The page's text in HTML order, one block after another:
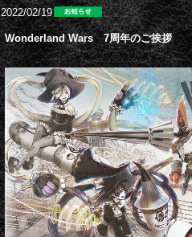
2022/02/19
Wonderland Wars 7周年のご挨拶